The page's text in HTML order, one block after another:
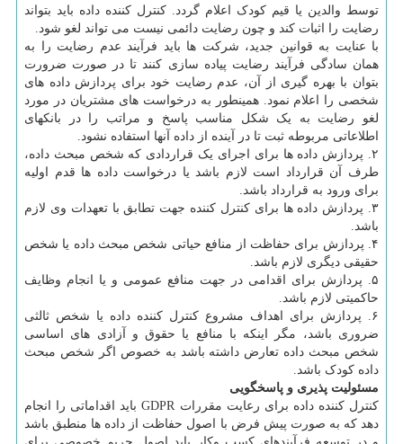
توسط والدین یا قیم کودک اعلام گردد. کنترل کننده داده باید بتواند
رضایت را اثبات کند و چون رضایت دائمی نیست می تواند لغو شود.
با عنایت به قوانین جدید، شرکت ها باید فرآیند عدم رضایت را به
همان سادگی فرآیند رضایت پیاده سازی کنند تا در صورت ضرورت
بتوان با بهره گیری از آن، عدم رضایت خود برای پردازش داده های
شخصی را اعلام نمود. همینطور به درخواست های مشتریان در مورد
لغو رضایت به یک شکل مناسب پاسخ و مراتب را در بانکهای
اطلاعاتی مربوطه ثبت تا در آینده از داده آنها استفاده نشود.
۲. پردازش داده ها برای اجرای یک قراردادی که شخص مبحث داده،
طرف آن قرارداد است لازم باشد یا درخواست داده ها قدم اولیه
برای ورود به قرارداد باشد.
۳. پردازش داده ها برای کنترل کننده جهت تطابق با تعهدات وی لازم
باشد.
۴. پردازش برای حفاظت از منافع حیاتی شخص مبحث داده یا شخص
حقیقی دیگری لازم باشد.
۵. پردازش برای اقدامی در جهت منافع عمومی و یا انجام وظایف
حاکمیتی لازم باشد.
۶. پردازش برای اهداف مشروع کنترل کننده داده یا شخص ثالثی
ضروری باشد، مگر اینکه با منافع یا حقوق و آزادی های اساسی
شخص مبحث داده تعارض داشته باشد به خصوص اگر شخص مبحث
داده کودک باشد.
مسئولیت پذیری و پاسخگویی
کنترل کننده داده برای رعایت مقررات GDPR باید اقداماتی را انجام
دهد که به صورت پیش فرض با اصول حفاظت از داده ها منطبق باشد